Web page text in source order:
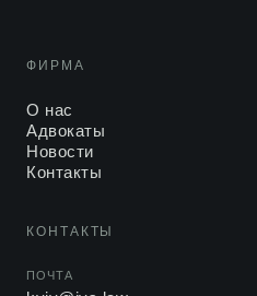
ФИРМА
О нас
Адвокаты
Новости
Контакты
КОНТАКТЫ
ПОЧТА